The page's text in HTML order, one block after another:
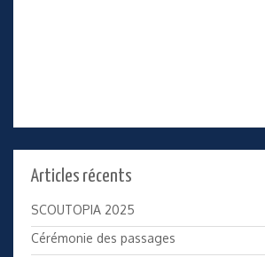
Articles récents
SCOUTOPIA 2025
Cérémonie des passages